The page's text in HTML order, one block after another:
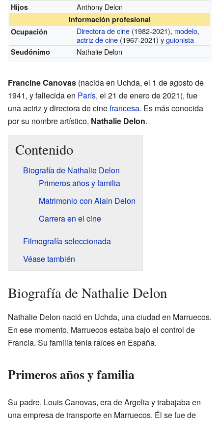
Hijos Anthony Delon
Información profesional
Ocupación
Directora de cine (1982-2021), modelo,
actriz de cine (1967-2021) yguionista
Seudónimo Nathalie Delon
Francine Canovas (nacida en Uchda, el 1 de agosto de
1941, y fallecida en París, el 21 de enero de 2021), fue
una actriz y directora de cinefrancesa. Es más conocida
por su nombre artístico, Nathalie Delon.
Contenido
Biografía de Nathalie Delon
Primeros años y familia
Matrimonio con Alain Delon
Carrera en el cine
Filmografía seleccionada
Véase también
Biografía de Nathalie Delon
Nathalie Delon nació en Uchda, una ciudad en Marruecos.
En ese momento, Marruecos estaba bajo el control de
Francia. Su familia tenía raíces en España.
Primeros años y familia
Su padre, Louis Canovas, era de Argelia y trabajaba en
una empresa de transporte en Marruecos. Él se fue de